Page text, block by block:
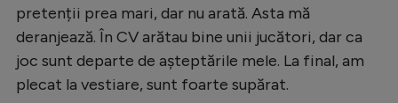
Ciclism
Alte sporturi
JO 2024
pretenții prea mari, dar nu arată. Asta mă
deranjează. În CV arătau bine unii jucători, dar ca
joc sunt departe de așteptările mele. La final, am
plecat la vestiare, sunt foarte supărat.